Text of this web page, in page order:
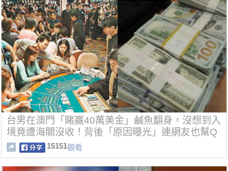
台男在澳門「賭贏40萬美金」鹹魚翻身，沒想到入
境竟遭海關沒收！背後「原因曝光」連網友也幫Q
Q
15151觀看